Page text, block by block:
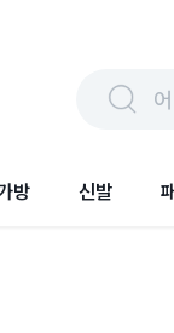
방 신발